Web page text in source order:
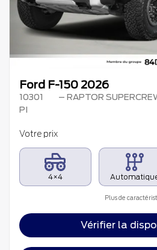
Ford F-150 2026
10301
– RAPTOR
PI
Votre prix
4×4
Plus de
Vérifier la